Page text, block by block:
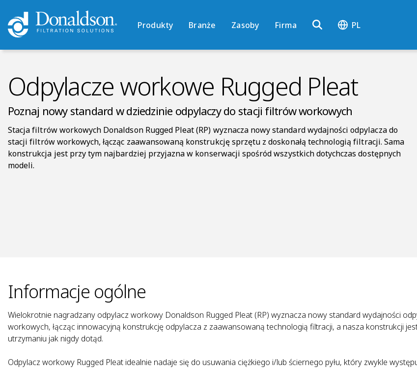
Produkty Branże Zasoby Firma PL
Odpylacze workowe Rugged Pleat
Poznaj nowy standard w dziedzinie odpylaczy do stacji filtrów workowych
Stacja filtrów workowych Donaldson Rugged Pleat (RP) wyznacza nowy standard wydajności odpylacza do
stacji filtrów workowych, łącząc zaawansowaną konstrukcję sprzętu z doskonałą technologią filtracji. Sama
konstrukcja jest przy tym najbardziej przyjazna w konserwacji spośród wszystkich dotychczas dostępnych
modeli.
Informacje ogólne
Wielokrotnie nagradzany odpylacz workowy Donaldson Rugged Pleat (RP) wyznacza nowy standard wydajności
workowych, łącząc innowacyjną konstrukcję odpylacza z zaawansowaną technologią filtracji, a nasza konstrukcji
utrzymaniu jak nigdy dotąd.
Odpylacz workowy Rugged Pleat idealnie nadaje się do usuwania ciężkiego i/lub ściernego pyłu, który zwykle